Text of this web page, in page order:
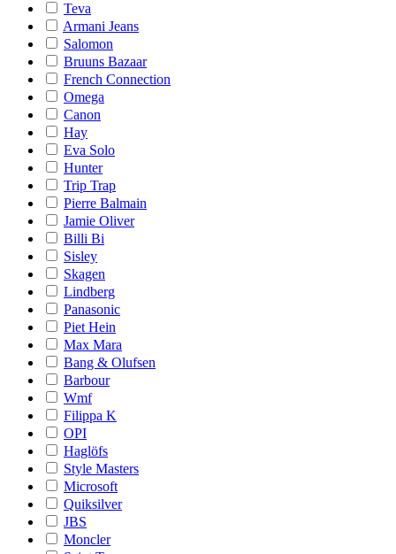
Teva
Armani Jeans
Salomon
Bruuns Bazaar
French Connection
Omega
Canon
Hay
Eva Solo
Hunter
Trip Trap
Pierre Balmain
Jamie Oliver
Billi Bi
Sisley
Skagen
Lindberg
Panasonic
Piet Hein
Max Mara
Bang & Olufsen
Barbour
Wmf
Filippa K
OPI
Haglöfs
Style Masters
Microsoft
Quiksilver
JBS
Moncler